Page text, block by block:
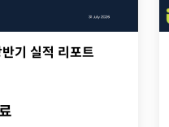
기 실적 리포트